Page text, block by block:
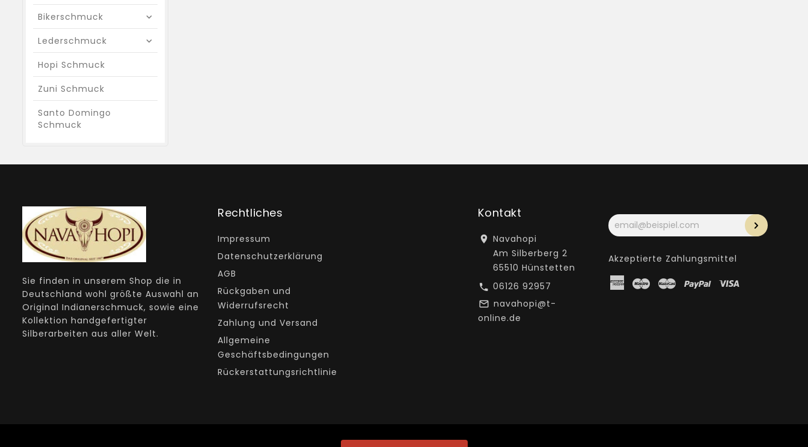
Bikerschmuck
Lederschmuck
Hopi Schmuck
Zuni Schmuck
Santo Domingo
Schmuck
Sie finden in unserem Shop die in
Deutschland wohl größte Auswahl an
Original Indianerschmuck, sowie eine
Kollektion handgefertigter
Silberarbeiten aus aller Welt.
Rechtliches
Impressum
Datenschutzerklärung
AGB
Rückgaben und
Widerrufsrecht
Zahlung und Versand
Allgemeine
Geschäftsbedingungen
Rückerstattungsrichtlinie
Kontakt
Navahopi
Am Silberberg 2
65510 Hünstetten
06126 92957
navahopi@t-
online.de
Ihre
E-
Mail-
Akzeptierte Zahlungsmittel
AmericanMaestroMaster Paypal